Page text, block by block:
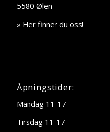
5580 Ølen
» Her finner du oss!
Åpningstider:
Mandag 11-17
Tirsdag 11-17